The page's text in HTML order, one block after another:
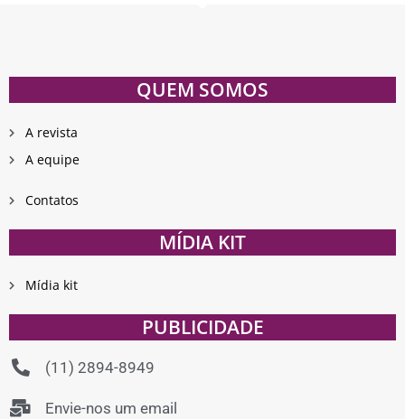
QUEM SOMOS
A revista
A equipe
Contatos
MÍDIA KIT
Mídia kit
PUBLICIDADE
(11) 2894-8949
Envie-nos um email